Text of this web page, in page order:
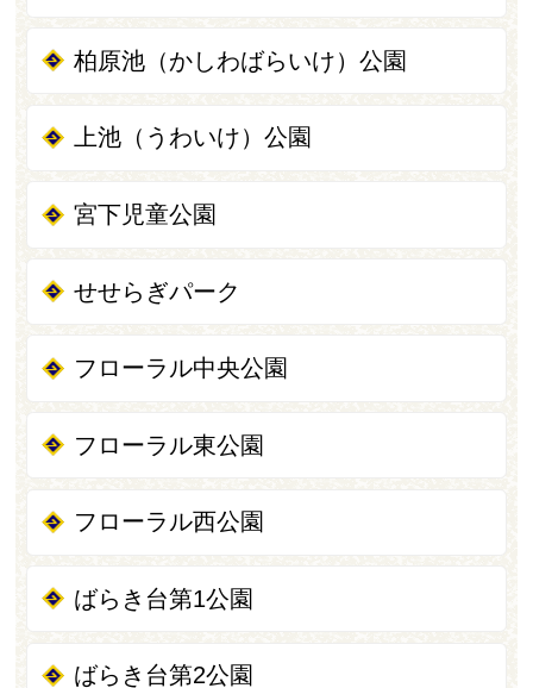
柏原池（かしわばらいけ）公園
上池（うわいけ）公園
宮下児童公園
せせらぎパーク
フローラル中央公園
フローラル東公園
フローラル西公園
ばらき台第1公園
ばらき台第2公園